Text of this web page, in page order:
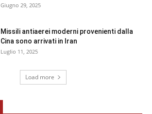
Giugno 29, 2025
Missili antiaerei moderni provenienti dalla
Cina sono arrivati in Iran
Luglio 11, 2025
Load more